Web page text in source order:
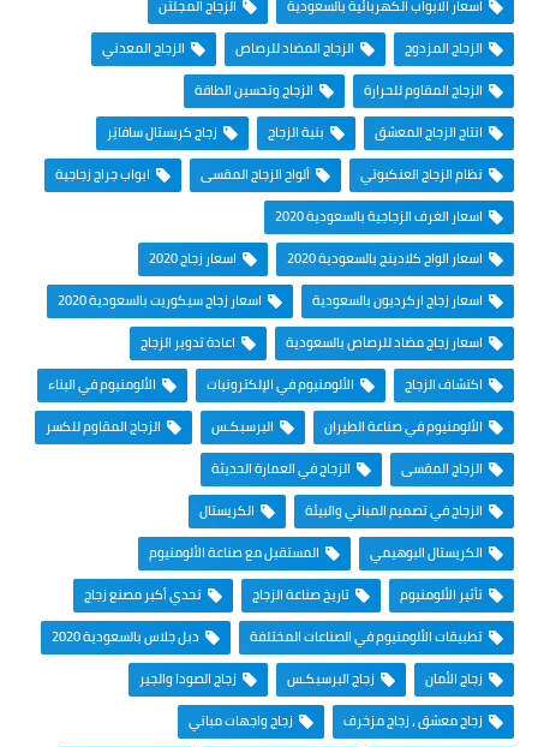
اسعار الابواب الكهربائية بالسعودية
الزجاج المجلتن
الزجاج المزدوج
الزجاج المضاد للرصاص
الزجاج المعدني
الزجاج المقاوم للحرارة
الزجاج وتحسين الطاقة
انتاج الزجاج المعشق
بنية الزجاج
زجاج كريستال سافايَر
نظام الزجاج العنكبوتي
ألواح الزجاج المقسى
ابواب جراج زجاجية
اسعار الغرف الزجاجية بالسعودية 2020
اسعار الواح كلادينج بالسعودية 2020
اسعار زجاج 2020
اسعار زجاج اركرديون بالسعودية
اسعار زجاج سيكوريت بالسعودية 2020
اسعار زجاج مضاد للرصاص بالسعودية
اعادة تدوير الزجاج
اكتشاف الزجاج
الألومنيوم في الإلكترونيات
الألومنيوم في البناء
الألومنيوم في صناعة الطيران
البرسبكـس
الزجاج المقاوم للكسر
الزجاج المقسى
الزجاج في العمارة الحديثة
الزجاج في تصميم المباني والبيئة
الكريستال
الكريستال البوهيمي
المستقبل مع صناعة الألومنيوم
تأثير الألومنيوم
تاريخ صناعة الزجاج
تحدي أكبر مصنع زجاج
تطبيقات الألومنيوم في الصناعات المختلفة
دبل جلاس بالسعودية 2020
زجاج الأمان
زجاج البرسبكـس
زجاج الصودا والجير
زجاج معشق ، زجاج مزخرف
زجاج واجهات مباني